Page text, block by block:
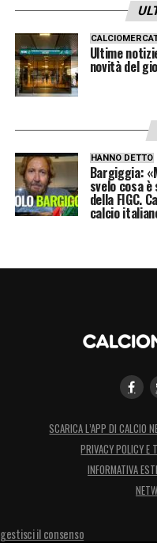
Ultime
novità del
HANNO DETTO
Bargiggia:
svelo cosa
della FIGC.
calcio
SCARICA L’APP DI CALCIO
PRIVACY POLICY E
INFORMATIVA
gestisci il consenso